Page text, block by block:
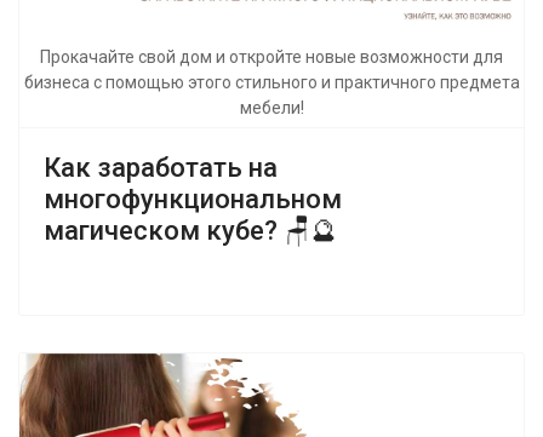
Прокачайте свой дом и откройте новые возможности для
бизнеса с помощью этого стильного и практичного предмета
мебели!
Как заработать на
многофункциональном
магическом кубе? 🪑🔮